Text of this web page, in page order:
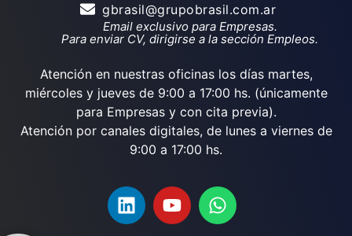
gbrasil@grupobrasil.com.ar
Email exclusivo para Empresas.
Para enviar CV, dirigirse a la sección Empleos.
Atención en nuestras oficinas los días martes,
miércoles y jueves de 9:00 a 17:00 hs. (únicamente
para Empresas y con cita previa).
Atención por canales digitales, de lunes a viernes de
9:00 a 17:00 hs.